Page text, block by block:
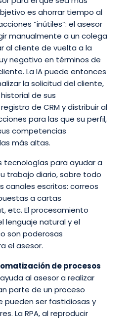
es ahorrar tiempo al
“inútiles”: el asesor
manualmente a un colega
al cliente de vuelta a la
negativo en términos de
La IA puede entonces
la solicitud del cliente,
de sus
de CRM y distribuir al
para las que su perfil,
competencias
más altas.
tecnologías para ayudar a
trabajo diario, sobre todo
canales escritos: correos
a cartas
etc. El procesamiento
lenguaje natural y el
son poderosas
el asesor.
de procesos
al asesor a realizar
parte de un proceso
pueden ser fastidiosas y
La RPA, al reproducir